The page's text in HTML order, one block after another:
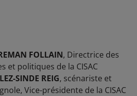
FOLLAIN, Directrice des
et politiques de la CISAC
SINDE REIG, scénariste et
Vice-présidente de la CISAC